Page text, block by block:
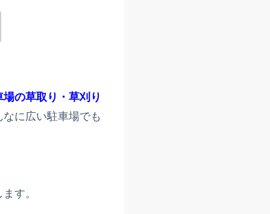
場の草取り・草刈り
に広い駐車場でも
す。